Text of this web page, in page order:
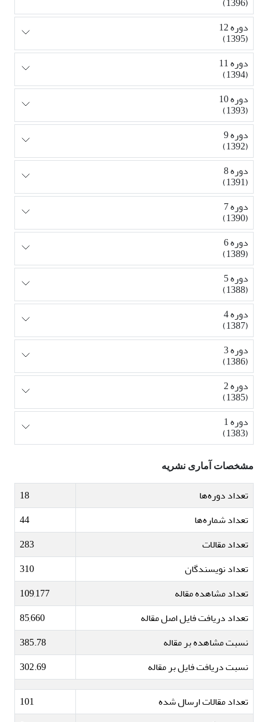
دوره 12
(1395)
دوره 11
(1394)
دوره 10
(1393)
دوره 9
(1392)
دوره 8
(1391)
دوره 7
(1390)
دوره 6
(1389)
دوره 5
(1388)
دوره 4
(1387)
دوره 3
(1386)
دوره 2
(1385)
دوره 1
(1383)
مشخصات آماری نشریه
تعداد دوره‌ها
18
تعداد شماره‌ها
44
تعداد مقالات
283
تعداد نویسندگان
310
تعداد مشاهده مقاله
109,177
تعداد دریافت فایل اصل مقاله
85,660
نسبت مشاهده بر مقاله
385.78
نسبت دریافت فایل بر مقاله
302.69
تعداد مقالات ارسال شده
101